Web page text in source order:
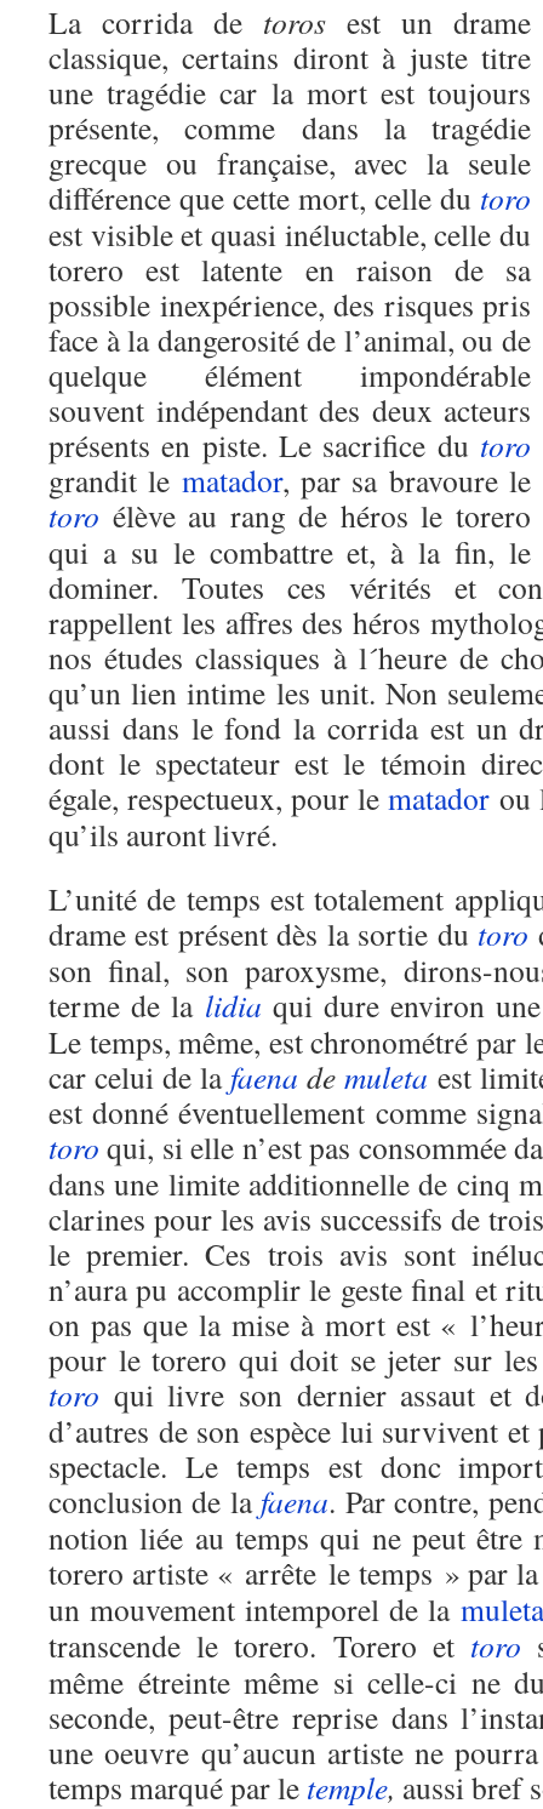
La corrida de toros est un drame
classique, certains diront à juste titre
une tragédie car la mort est toujours
présente, comme dans la tragédie
grecque ou française, avec la seule
différence que cette mort, celle du toro
est visible et quasi inéluctable, celle du
torero est latente en raison de sa
possible inexpérience, des risques pris
face à la dangerosité de l’animal, ou de
quelque élément impondérable
souvent indépendant des deux acteurs
présents en piste. Le sacrifice du toro
grandit le matador, par sa bravoure le
toro élève au rang de héros le torero
qui a su le combattre et, à la fin, le
dominer. Toutes ces vérités et
rappellent les affres des héros
nos études classiques à l´heure de
qu’un lien intime les unit. Non
aussi dans le fond la corrida est un
dont le spectateur est le témoin
égale, respectueux, pour lematador
qu’ils auront livré.
L’unité de temps est totalement
drame est présent dès la sortie du toro
son final, son paroxysme, dirons-
terme de la lidia qui dure environ
Le temps, même, est chronométré par
car celui de la faena demuleta est
est donné éventuellement comme
toro qui, si elle n’est pas consommée
dans une limite additionnelle de cinq
clarines pour les avis successifs de
le premier. Ces trois avis sont
n’aura pu accomplir le geste final et
on pas que la mise à mort est «
pour le torero qui doit se jeter sur
toro qui livre son dernier assaut et
d’autres de son espèce lui survivent
spectacle. Le temps est donc
conclusion de la faena. Par contre,
notion liée au temps qui ne peut être
torero artiste « arrête le temps » par
un mouvement intemporel de la muleta
transcende le torero. Torero et toro
même étreinte même si celle-ci ne
seconde, peut-être reprise dans
une oeuvre qu’aucun artiste ne
temps marqué par le temple, aussi bref